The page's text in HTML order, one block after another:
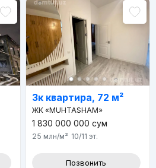
3к квартира, 72 м²
ЖК «MUHTASHAM»
1 830 000 000 сум
25 млн/м² 10/11 эт.
Позвонить